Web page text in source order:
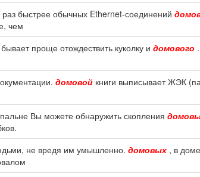
быстрее обычных Ethernet-соединений
чем
проще отождествить куколку и домового
домовой книги выписывает ЖЭК
Вы можете обнаружить скопления
не вредя им умышленно. домовых , в